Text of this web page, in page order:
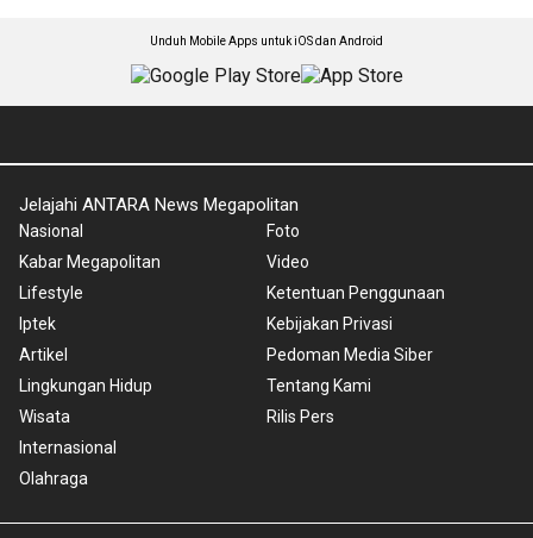
Unduh Mobile Apps untuk iOS dan Android
Jelajahi ANTARA News Megapolitan
Nasional
Kabar Megapolitan
Lifestyle
Iptek
Artikel
Lingkungan Hidup
Wisata
Internasional
Olahraga
Foto
Video
Ketentuan Penggunaan
Kebijakan Privasi
Pedoman Media Siber
Tentang Kami
Rilis Pers